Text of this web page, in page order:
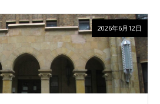
2026年6月12日